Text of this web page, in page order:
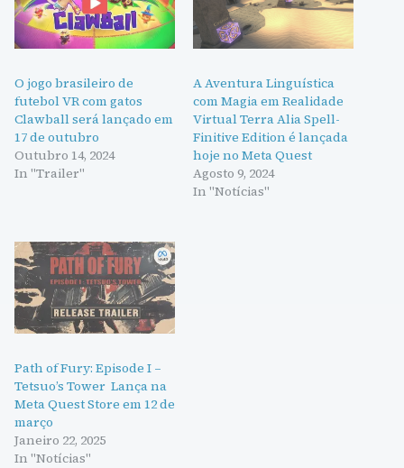
O jogo brasileiro de
futebol VR com gatos
Clawball será lançado em
17 de outubro
Outubro 14, 2024
In "Trailer"
A Aventura Linguística
com Magia em Realidade
Virtual Terra Alia Spell-
Finitive Edition é lançada
hoje no Meta Quest
Agosto 9, 2024
In "Notícias"
Path of Fury: Episode I –
Tetsuo’s Tower Lança na
Meta Quest Store em 12 de
março
Janeiro 22, 2025
In "Notícias"